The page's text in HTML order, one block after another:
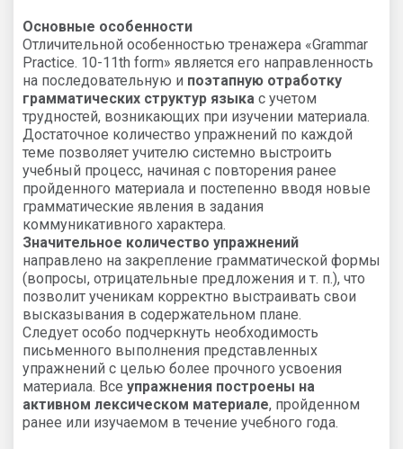
Основные особенности
Отличительной особенностью тренажера «Grammar
Practice. 10-11th form» является его направленность
на последовательную и поэтапную отработку
грамматических структур языка с учетом
трудностей, возникающих при изучении материала.
Достаточное количество упражнений по каждой
теме позволяет учителю системно выстроить
учебный процесс, начиная с повторения ранее
пройденного материала и постепенно вводя новые
грамматические явления в задания
коммуникативного характера.
Значительное количество упражнений
направлено на закрепление грамматической формы
(вопросы, отрицательные предложения и т. п.), что
позволит ученикам корректно выстраивать свои
высказывания в содержательном плане.
Следует особо подчеркнуть необходимость
письменного выполнения представленных
упражнений с целью более прочного усвоения
материала. Все упражнения построены на
активном лексическом материале, пройденном
ранее или изучаемом в течение учебного года.